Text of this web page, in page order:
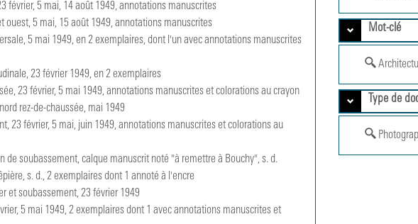
février, 5 mai, 14 août 1949, annotations manuscrites
ouest, 5 mai, 15 août 1949, annotations manuscrites
5 mai 1949, en 2 exemplaires, dont l'un avec annotations manuscrites
23 février 1949, en 2 exemplaires
23 février, 5 mai 1949, annotations manuscrites et colorations au crayon
rez-de-chaussée, mai 1949
23 février, 5 mai, juin 1949, annotations manuscrites et colorations au
de soubassement, calque manuscrit noté "à remettre à Bouchy", s. d.
s. d., 2 exemplaires dont 1 annoté à l'encre
et soubassement, 23 février 1949
5 mai 1949, 2 exemplaires dont 1 avec annotations manuscrites et
Mot-clé
Type de